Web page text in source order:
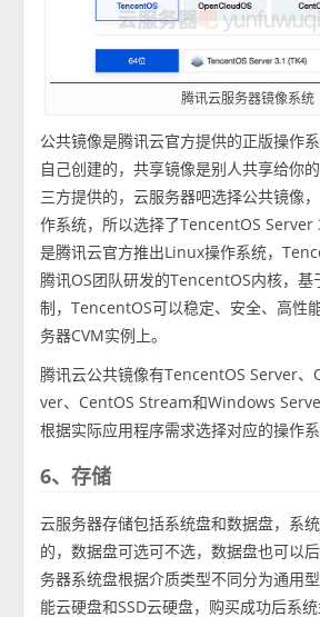
腾讯云服务器镜像系统
公共镜像是腾讯云官方提供的正版操作
自己创建的，共享镜像是别人共享给你
三方提供的，云服务器吧选择公共镜像
作系统，所以选择了TencentOS Server
是腾讯云官方推出Linux操作系统，
腾讯OS团队研发的TencentOS内核，基
制，TencentOS可以稳定、安全、高性
务器CVM实例上。
腾讯云公共镜像有TencentOS Server
ver、CentOS Stream和Windows
根据实际应用程序需求选择对应的操作系
6、存储
云服务器存储包括系统盘和数据盘，系
的，数据盘可选可不选，数据盘也可以
务器系统盘根据介质类型不同分为通用
能云硬盘和SSD云硬盘，购买成功后系